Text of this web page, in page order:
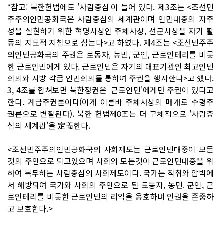
*참고: 북한헌법에도 '사람중심'이 들어 있다. 제3조는 <조선민
주주의인민공화국은 사람중심의 세계관이며 인민대중의 자주
성을 실현하기 위한 혁명사상인 주체사상, 선군사상을 자기 활
동의 지도적 지침으로 삼는다>고 하였다. 제4조는 <조선민주주
의인민공화국의 주권은 로동자, 농민, 군인, 근로인테리를 비롯
한 근로인민에게 있다. 근로인민은 자기의 대표기관인 최고인민
회의와 지방 각급 인민회의를 통하여 주권을 행사한다>고 했다.
3, 4조를 합쳐보면 북한정권은 '근로인민'에게만 주권이 있다고
한다. 계급주권론이다(이게 이른바 주체사상의 매개로 수령주
권론으로 변질된다). 북한 헌법제8조는 더 구체적으로 '사람중
심의 세계관'을 定義한다.
<조선민주주의인민공화국의 사회제도는 근로인민대중이 모든
것의 주인으로 되고있으며 사회의 모든것이 근로인민대중을 위
하여 복무하는 사람중심의 사회제도이다. 국가는 착취와 압박에
서 해방되여 국가와 사회의 주인으로 된 로동자, 농민, 군인, 근
로인테리를 비롯한 근로인민의 리익을 옹호하며 인권을 존중하
고 보호한다.>